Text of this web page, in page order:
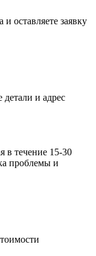
оставляете заявку
и адрес
в течение 15-30
проблемы и